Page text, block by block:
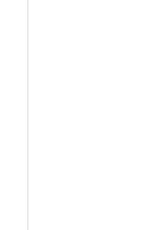
Administra los
Fleet Engine controla la
Referencia de